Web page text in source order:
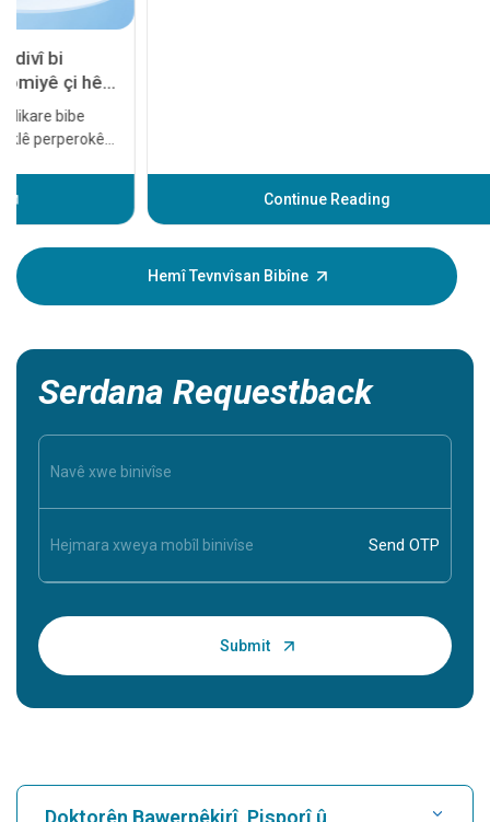
yekê
Hemî Tevnvîsan Bibîne
Serdana Requestback
Doktorên Bawerpêkirî, Pisporî û